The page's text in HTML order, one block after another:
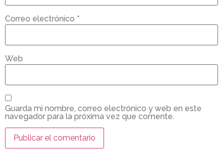
Correo electrónico *
Web
Guarda mi nombre, correo electrónico y web en este
navegador para la próxima vez que comente.